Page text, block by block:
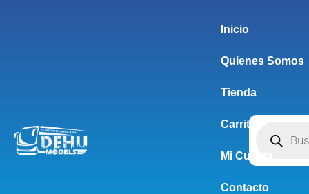
Inicio
Quienes Somos
Tienda
Carrito
Mi Cuenta
Contacto